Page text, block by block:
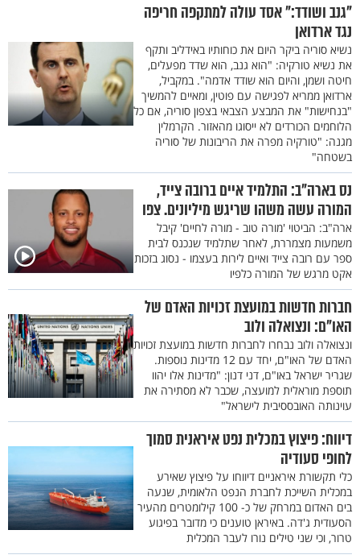
"גנב ושודד:" אסד עולה למתקפה חריפה
נגד ארדואן
נשיא סוריה ביקר היום את כוחותיו באידליב ותקף
את נשיא טורקיה: "הוא גנב, הוא שדד מפעלים,
חיטה ושמן, והיום הוא שודד אדמה". במקביל,
ארדואן ממריא לפגישה עם פוטין, ומאיים להמשיך
"בנחישות" את המבצע הצבאי בצפון סוריה, אם כל
הלוחמים הכורדים לא ייסוגו מהאזור. הקרמלין
מגנה: "טורקיה מפרה את הריבונות של סוריה
בשטחה"
נס בארה"ב: התלמיד איים ברובה צייד,
המורה עשה משהו שריגש מיליונים. צפו
ארה"ב: הביטוי 'מורה טוב - מורה לחיים' קיבל
משמעות מצמררת, לאחר שתלמיד שנכנס לבית
ספר עם רובה צייד ואיים לירות בעצמו - נסוג בזכות
אקט מרגש של המורה כלפיו
חברות חדשות במועצת זכויות האדם של
האו"ם: ונצואלה ולוב
ונצואלה ולוב נבחרו לחברות חדשות במועצת זכויות
האדם של האו"ם, יחד עם 12 מדינות נוספות.
שגריר ישראל באו"ם, דני דנון: "מדינות אלו יהוו
תוספת מוראלית למועצה, שכבר לא מסתירה את
עוינותה האובססיבית לישראל"
דיווח: פיצוץ במכלית נפט איראנית סמוך
לחופי סעודיה
כלי תקשורת איראניים דיווחו על פיצוץ שאירע
במכלית השייכת לחברת הנפט הלאומית, שנעה
בים האדום במרחק של כ- 100 קילומטרים מהעיר
הסעודית ג'דה. באיראן טוענים כי מדובר בפיגוע
טרור, וכי שני טילים נורו לעבר המכלית